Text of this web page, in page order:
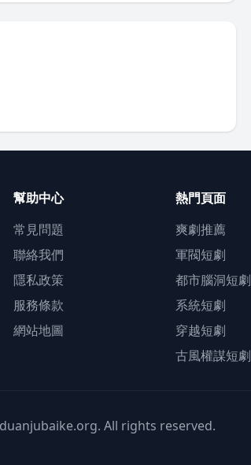
幫助中心
常見問題
聯絡我們
隱私政策
服務條款
網站地圖
熱門頁面
爽劇推薦
軍閥短劇
都市腦洞短劇
系統短劇
穿越短劇
古風權謀短劇
All rights reserved.